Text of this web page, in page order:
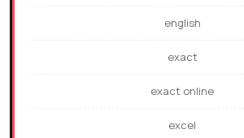
english
exact
exact online
excel